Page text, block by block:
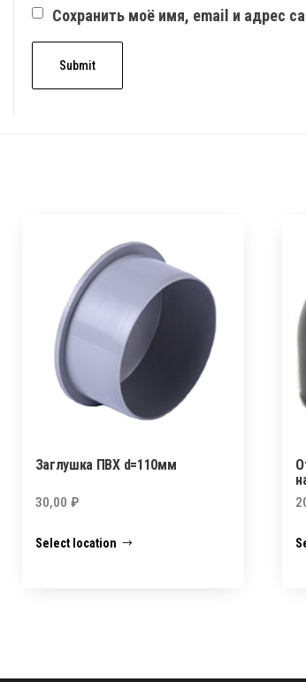
Сохранить моё имя, email и адрес
Заглушка ПВХ d=110мм
30,00 ₽
Select location